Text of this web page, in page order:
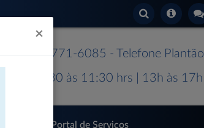
/ (44) 99771-6085 - Telefone Plantão
das 07:30 às 11:30 hrs | 13h às 17h
Portal de Serviços
×